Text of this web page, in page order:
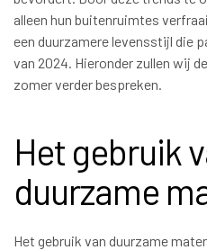
alleen hun buitenruimtes
een duurzamere levensstijl die
van 2024. Hieronder zullen wij
zomer verder bespreken.
Het gebruik
duurzame
Het gebruik van duurzame